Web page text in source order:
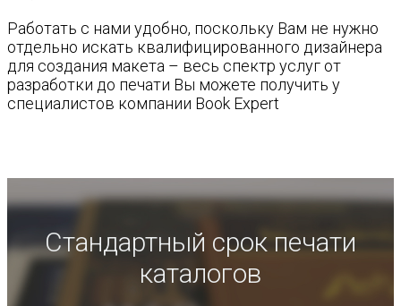
Работать с нами удобно, поскольку Вам не нужно
отдельно искать квалифицированного дизайнера
для создания макета – весь спектр услуг от
разработки до печати Вы можете получить у
специалистов компании Book Expert
Стандартный срок печати
каталогов